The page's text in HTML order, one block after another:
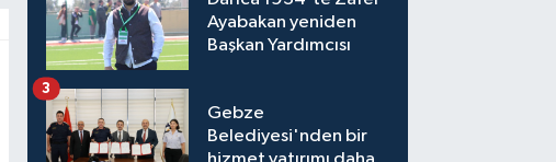
Ayabakan yeniden
Başkan Yardımcısı
Gebze
Belediyesi'nden bir
3